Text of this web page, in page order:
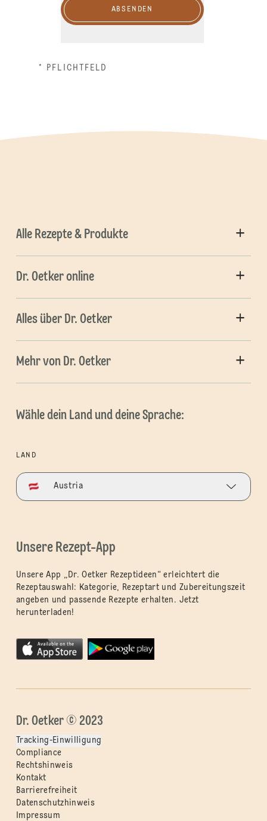
ABSENDEN
* PFLICHTFELD
Alle Rezepte & Produkte
Dr. Oetker online
Alles über Dr. Oetker
Mehr von Dr. Oetker
Wähle dein Land und deine Sprache:
LAND
Austria
Unsere Rezept-App
Unsere App „Dr. Oetker Rezeptideen“ erleichtert die
Rezeptauswahl: Kategorie, Rezeptart und Zubereitungszeit
angeben und passende Rezepte erhalten. Jetzt
herunterladen!
Dr. Oetker © 2023
Tracking-Einwilligung
Compliance
Rechtshinweis
Kontakt
Barrierefreiheit
Datenschutzhinweis
Impressum